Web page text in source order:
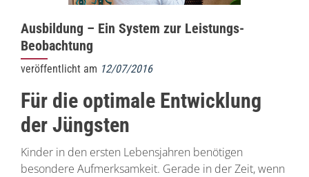
Ausbildung – Ein System zur Leistungs-
Beobachtung
veröffentlicht am 12/07/2016
Für die optimale Entwicklung
der Jüngsten
Kinder in den ersten Lebensjahren benötigen
besondere Aufmerksamkeit. Gerade in der Zeit, wenn